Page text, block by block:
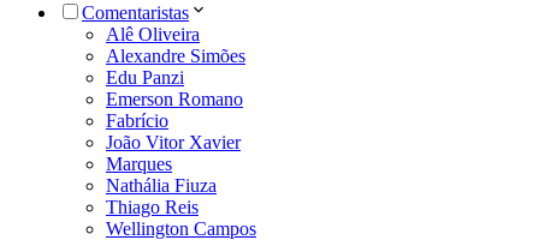
Comentaristas
Alê Oliveira
Alexandre Simões
Edu Panzi
Emerson Romano
Fabrício
João Vitor Xavier
Marques
Nathália Fiuza
Thiago Reis
Wellington Campos